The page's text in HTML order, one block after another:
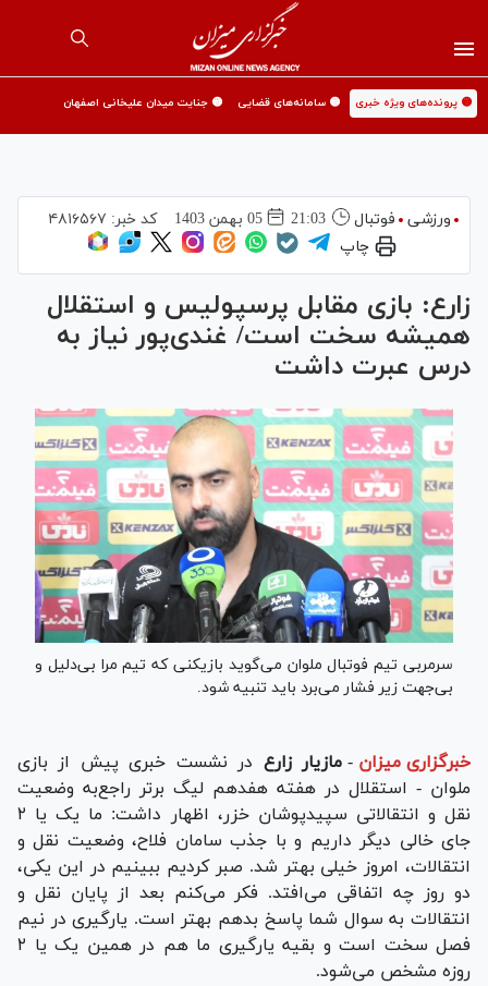
🟡 پرونده‌های ویژه خبری 🟡 سامانه‌های قضایی 🟡 جنایت میدان علیخانی اصفهان
ورزشی فوتبال 21:03 05 بهمن 1403 کد خبر: ۴۸۱۶۵۶۷
چاپ
زارع: بازی مقابل پرسپولیس و استقلال
همیشه سخت است/ غندی‌پور نیاز به
درس عبرت داشت
سرمربی تیم فوتبال ملوان می‌گوید بازیکنی که تیم مرا بی‌دلیل و
بی‌جهت زیر فشار می‌برد باید تنبیه شود.
خبرگزاری میزان - مازیار زارع در نشست خبری پیش از بازی
ملوان - استقلال در هفته هفدهم لیگ برتر راجع‌به وضعیت
نقل و انتقالاتی سپیدپوشان خزر، اظهار داشت: ما یک یا ۲
جای خالی دیگر داریم و با جذب سامان فلاح، وضعیت نقل و
انتقالات، امروز خیلی بهتر شد. صبر کردیم ببینیم در این یکی،
دو روز چه اتفاقی می‌افتد. فکر می‌کنم بعد از پایان نقل و
انتقالات به سوال شما پاسخ بدهم بهتر است. یارگیری در نیم
فصل سخت است و بقیه یارگیری ما هم در همین یک یا ۲
روزه مشخص می‌شود.